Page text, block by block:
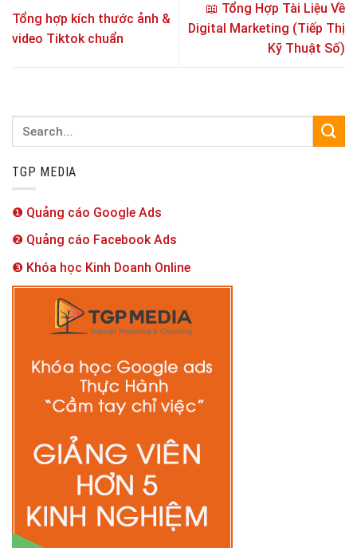
Tổng hợp kích thước ảnh &
video Tiktok chuẩn
📖 Tổng Hợp Tài Liệu Về
Digital Marketing (Tiếp Thị
Kỹ Thuật Số)
TGP MEDIA
❶ Quảng cáo Google Ads
❷ Quảng cáo Facebook Ads
❸ Khóa học Kinh Doanh Online